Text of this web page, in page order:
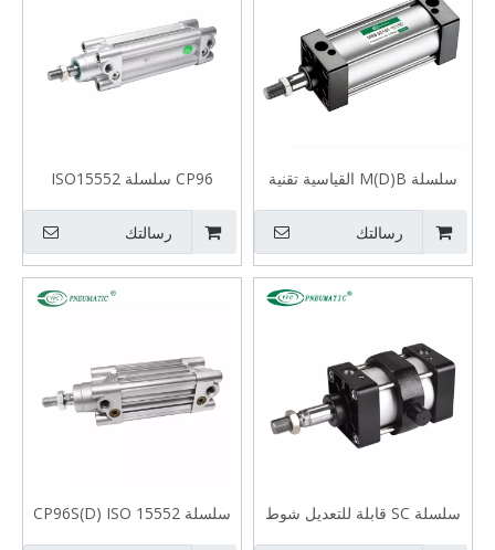
سلسلة M(D)B القياسية تقنية
رسالتك
CP96 سلسلة ISO15552
رسالتك
سلسلة SC قابلة للتعديل شوط
سلسلة CP96S(D) ISO 15552